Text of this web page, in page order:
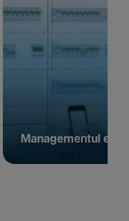
Managementul